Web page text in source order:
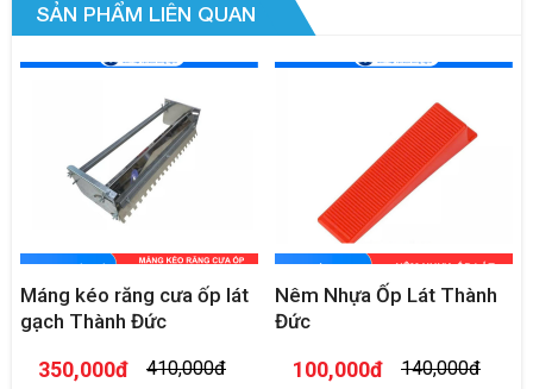
SẢN PHẨM LIÊN QUAN
Máng kéo răng cưa ốp lát
gạch Thành Đức
350,000đ 410,000đ
Nêm Nhựa Ốp Lát Thành
Đức
100,000đ 140,000đ